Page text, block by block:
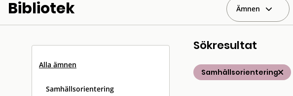
Bibliotek Ämnen
Alla ämnen
Samhällsorientering
Sökresultat
Samhällsorientering